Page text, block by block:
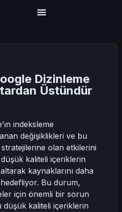
Dizinleme
Üstündür
indeksleme
değişiklikleri ve bu
olan etkilerini
kaliteli içeriklerin
kaynaklarını daha
Bu durum,
için önemli bir sorun
kaliteli içeriklerin